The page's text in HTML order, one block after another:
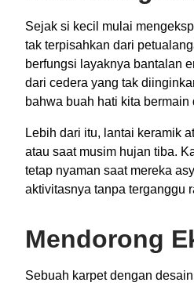
Sejak si kecil mulai
tak terpisahkan dari
berfungsi layaknya bantalan
dari cedera yang tak
bahwa buah hati kita
Lebih dari itu, lantai keramik
atau saat musim hujan tiba.
tetap nyaman saat mereka
aktivitasnya tanpa terganggu
Mendorong
Sebuah karpet dengan